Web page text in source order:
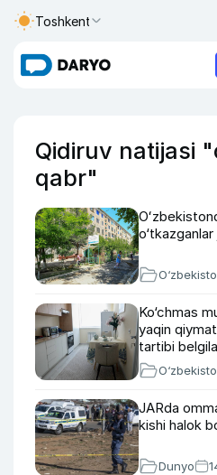
Toshkent
Qidiruv natijasi
qabr"
Ko‘chmas
yaqin
tartibi
JARda
kishi halok
Dunyo